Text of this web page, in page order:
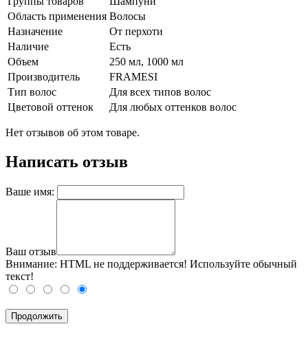
Область применения Волосы
Назначение
От перхоти
Наличие
Есть
Объем
250 мл, 1000 мл
Производитель
FRAMESI
Тип волос
Для всех типов волос
Цветовой оттенок
Для любых оттенков волос
Нет отзывов об этом товаре.
Написать отзыв
Ваше имя:
Ваш отзыв
Внимание: HTML не поддерживается! Используйте обычный
текст!
Продолжить